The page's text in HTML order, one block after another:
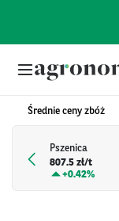
Średnie ceny zbóż
Pszenica
807.5 zł/t
+0.42%